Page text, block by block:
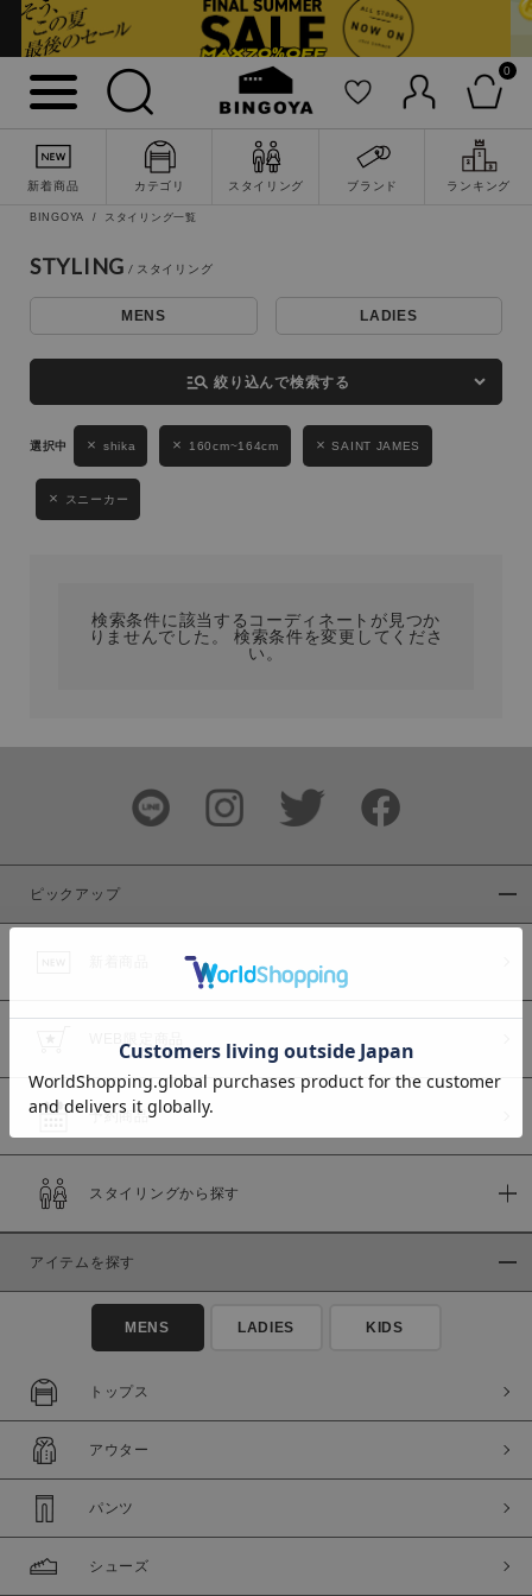
0
新着商品 カテゴリ スタイリング ブランド ランキング
詳細検索
キーワード
性別
MENS LADIES KIDS
ブランド
商品タイプ
通常商品
セール価格
在庫
在庫あり
BINGOYA スタイリング一覧
STYLING
MENS LADIES
manage_search 絞り込んで検索する
shika 160cm~164cm SAINT JAMES
スニーカー
検索条件に該当するコーディネートが見つか
りませんでした。 検索条件を変更してくださ
い。
ピックアップ
予約商品
スタイリングから探す
アイテムを探す
MENS LADIES KIDS
トップス
アウター
パンツ
シューズ